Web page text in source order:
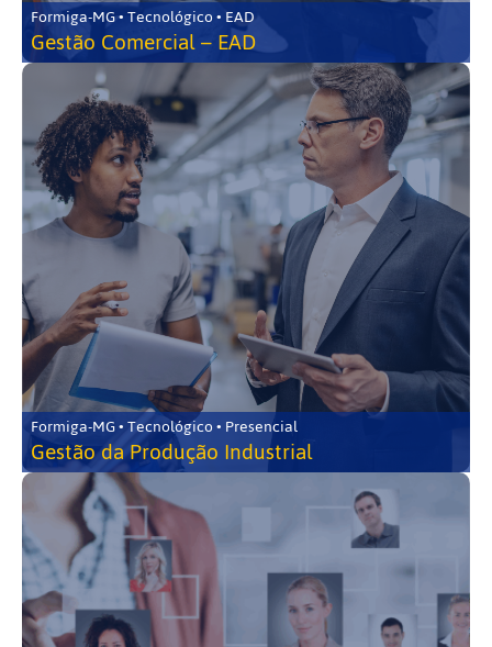
Formiga-MG • Tecnológico • EAD
Gestão Comercial – EAD
Formiga-MG • Tecnológico • Presencial
Gestão da Produção Industrial